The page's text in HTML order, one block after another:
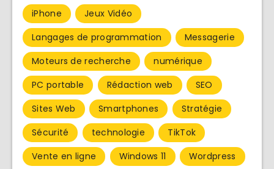
iPhone
Jeux Vidéo
Langages de programmation
Messagerie
Moteurs de recherche
numérique
PC portable
Rédaction web
SEO
Sites Web
Smartphones
Stratégie
Sécurité
technologie
TikTok
Vente en ligne
Windows 11
Wordpress